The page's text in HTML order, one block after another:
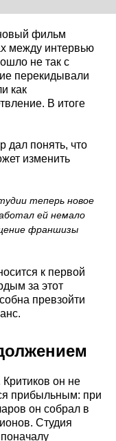
фильм
между интервью
не так с
перекидывали
как
В итоге
дал понять, что
изменить
теперь новое
ей немало
франшизы
к первой
за этот
превзойти
он не
прибыльным: при
он собрал в
Студия